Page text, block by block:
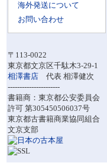
海外発送について
お問い合わせ
〒113-0022
東京都文京区千駄木3-29-1
相澤書店 代表 相澤健次
----------------------
書籍商：東京都公安委員会
許可 第305450506037号
東京都古書籍商業協同組合
文京支部